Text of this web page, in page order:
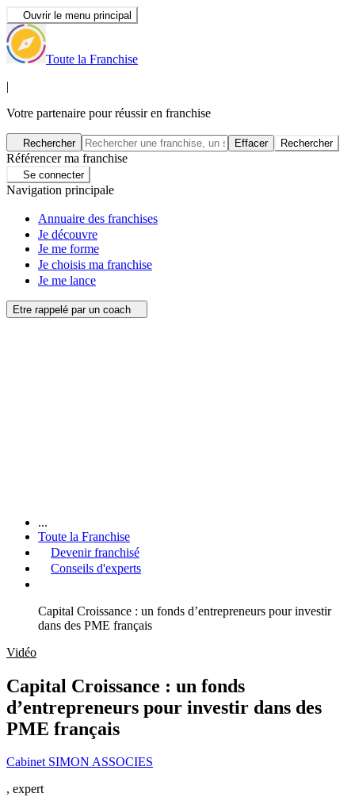
Ouvrir le menu principal
Toute la Franchise
|
Votre partenaire pour réussir en franchise
Rechercher Effacer Rechercher
Référencer ma franchise
Se connecter
Navigation principale
Annuaire des franchises
Je découvre
Je me forme
Je choisis ma franchise
Je me lance
Etre rappelé par un coach
...
Toute la Franchise
Devenir franchisé
Conseils d'experts
Capital Croissance : un fonds d’entrepreneurs pour investir
dans des PME français
Vidéo
Capital Croissance : un fonds
d’entrepreneurs pour investir dans des
PME français
Cabinet SIMON ASSOCIES
, expert